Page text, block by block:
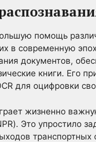
помощь
в современную
документов,
книги. Его
для оцифровки
жизненно
Это упростило
транспортных